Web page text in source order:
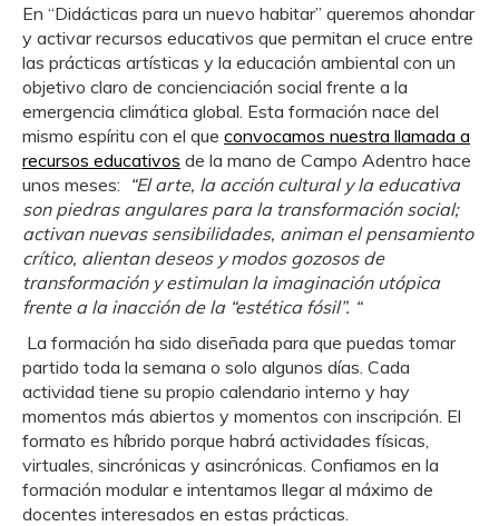
En “Didácticas para un nuevo habitar” queremos ahondar
y activar recursos educativos que permitan el cruce entre
las prácticas artísticas y la educación ambiental con un
objetivo claro de concienciación social frente a la
emergencia climática global. Esta formación nace del
mismo espíritu con el que convocamos nuestra llamada a
recursos educativos de la mano de Campo Adentro hace
unos meses: “El arte, la acción cultural y la educativa
son piedras angulares para la transformación social;
activan nuevas sensibilidades, animan el pensamiento
crítico, alientan deseos y modos gozosos de
transformación y estimulan la imaginación utópica
frente a la inacción de la “estética fósil”. “
La formación ha sido diseñada para que puedas tomar
partido toda la semana o solo algunos días. Cada
actividad tiene su propio calendario interno y hay
momentos más abiertos y momentos con inscripción. El
formato es híbrido porque habrá actividades físicas,
virtuales, sincrónicas y asincrónicas. Confiamos en la
formación modular e intentamos llegar al máximo de
docentes interesados en estas prácticas.